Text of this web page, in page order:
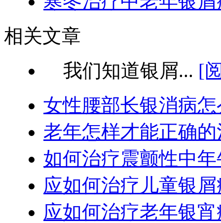
相关文章
我们知道银屑... [
女性腰部长银消病
老年怎样才能正确
如何治疗震颤性中
应如何治疗儿童银
应如何治疗老年银